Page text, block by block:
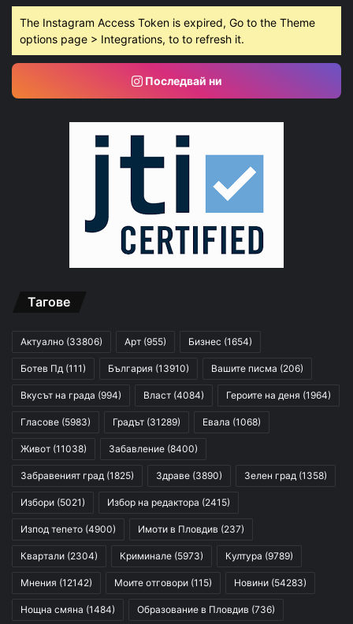
The Instagram Access Token is expired, Go to the Theme
options page > Integrations, to to refresh it.
Последвай ни
Тагове
Актуално (33806) Арт (955) Бизнес (1654)
Ботев Пд (111) България (13910) Вашите писма (206)
Вкусът на града (994) Власт (4084) Героите на деня (1964)
Гласове (5983) Градът (31289) Евала (1068)
Живот (11038) Забавление (8400)
Забравеният град (1825) Здраве (3890) Зелен град (1358)
Избори (5021) Избор на редактора (2415)
Изпод тепето (4900) Имоти в Пловдив (237)
Квартали (2304) Криминале (5973) Култура (9789)
Мнения (12142) Моите отговори (115) Новини (54283)
Нощна смяна (1484) Образование в Пловдив (736)